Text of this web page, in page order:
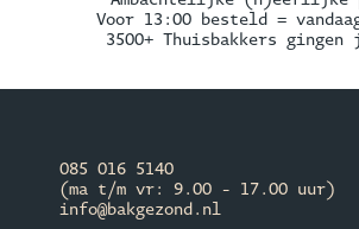
Voor 13:00 besteld =
3500+ Thuisbakkers
085 016 5140
(ma t/m vr: 9.00 - 17.00 uur)
info@bakgezond.nl